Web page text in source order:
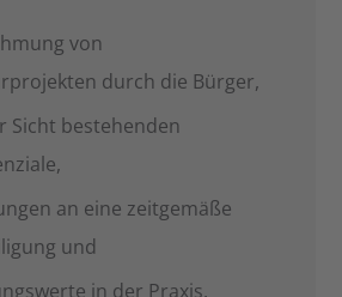
von
durch die Bürger,
Sicht bestehenden
an eine zeitgemäße
und
in der Praxis.